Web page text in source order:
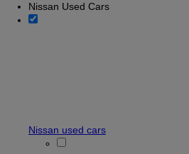
Nissan Used Cars
Nissan used cars